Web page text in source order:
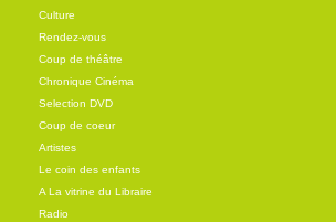
Culture
Rendez-vous
Coup de théâtre
Chronique Cinéma
Selection DVD
Coup de coeur
Artistes
Le coin des enfants
A La vitrine du Libraire
Radio